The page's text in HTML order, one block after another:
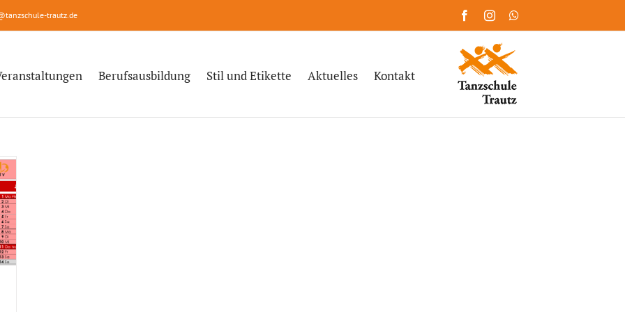
trautz.de FacebookInstagram
Berufsausbildung Stil und Etikette Aktuelles Kontakt